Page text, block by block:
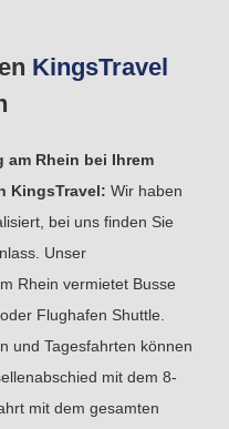
KingsTravel
am Rhein bei Ihrem
KingsTravel: Wir haben
bei uns finden Sie
Unser
Rhein vermietet Busse
Flughafen Shuttle.
und Tagesfahrten können
mit dem 8-
mit dem gesamten